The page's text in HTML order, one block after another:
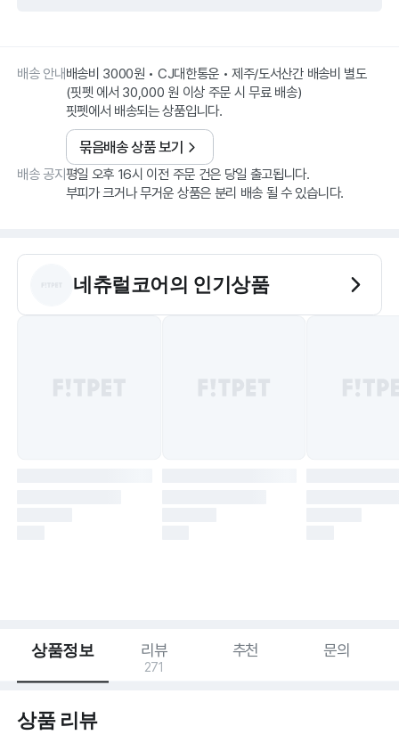
배송 안내배송비 3000원 • CJ대한통운 • 제주/도서산간 배송비 별도
(핏펫 에서 30,000 원 이상 주문 시 무료 배송)
핏펫에서 배송되는 상품입니다.
묶음배송 상품 보기
배송 공지평일 오후 16시 이전 주문 건은 당일 출고됩니다.
부피가 크거나 무거운 상품은 분리 배송 될 수 있습니다.
네츄럴코어 의 인기상품
상품정보 리뷰
271
추천 문의
상품 리뷰